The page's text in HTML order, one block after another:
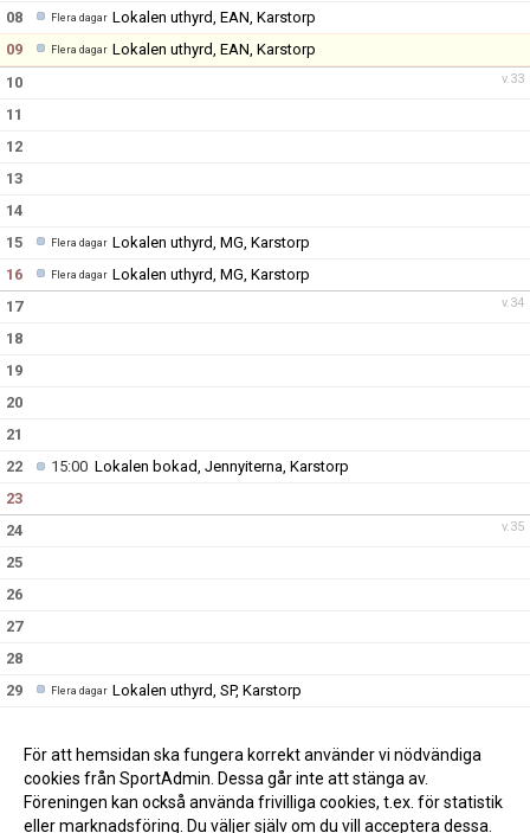
08
Flera dagar Lokalen uthyrd, EAN, Karstorp
09
Flera dagar Lokalen uthyrd, EAN, Karstorp
v.33
10
11
12
13
14
15
Flera dagar Lokalen uthyrd, MG, Karstorp
16
Flera dagar Lokalen uthyrd, MG, Karstorp
v.34
17
18
19
20
21
22
15:00 Lokalen bokad, Jennyiterna, Karstorp
23
v.35
24
25
26
27
28
29
Flera dagar Lokalen uthyrd, SP, Karstorp
För att hemsidan ska fungera korrekt använder vi nödvändiga
cookies från SportAdmin. Dessa går inte att stänga av.
Föreningen kan också använda frivilliga cookies, t.ex. för statistik
eller marknadsföring. Du väljer själv om du vill acceptera dessa.